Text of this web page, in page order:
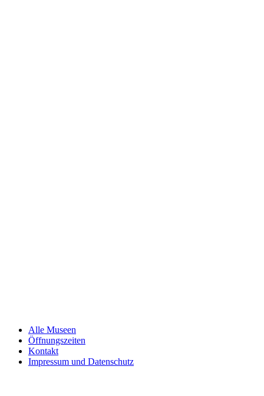
Alle Museen
Öffnungszeiten
Kontakt
Impressum und Datenschutz